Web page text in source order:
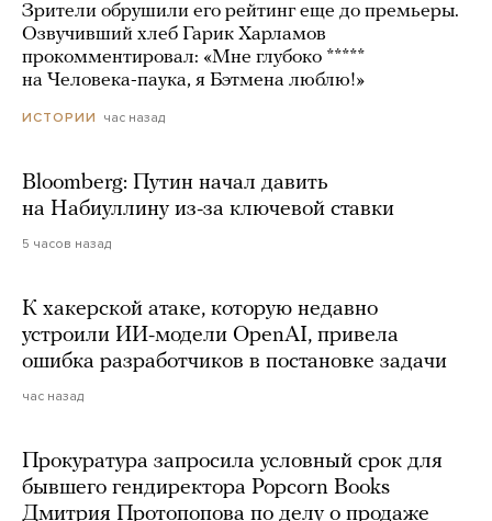
Зрители обрушили его рейтинг еще до премьеры.
Озвучивший хлеб Гарик Харламов
прокомментировал: «Мне глубоко *****
на Человека-паука, я Бэтмена люблю!»
ИСТОРИИ час назад
Bloomberg: Путин начал давить
на Набиуллину из-за ключевой ставки
5 часов назад
К хакерской атаке, которую недавно
устроили ИИ-модели OpenAI, привела
ошибка разработчиков в постановке задачи
час назад
Прокуратура запросила условный срок для
бывшего гендиректора Popcorn Books
Дмитрия Протопопова по делу о продаже